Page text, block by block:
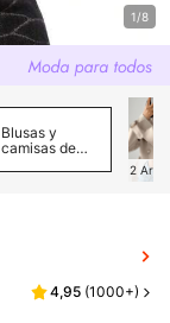
1/8
Blusas y
camisas de
2
4,95 (1000+)